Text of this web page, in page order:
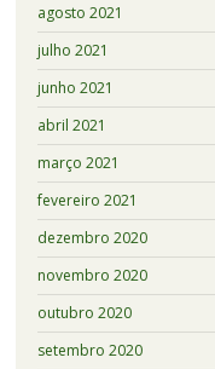
agosto 2021
julho 2021
junho 2021
abril 2021
março 2021
fevereiro 2021
dezembro 2020
novembro 2020
outubro 2020
setembro 2020